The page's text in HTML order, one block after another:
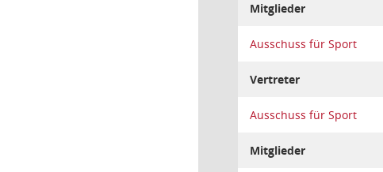
Mitglieder
Ausschuss für Sport
Vertreter
Ausschuss für Sport
Mitglieder